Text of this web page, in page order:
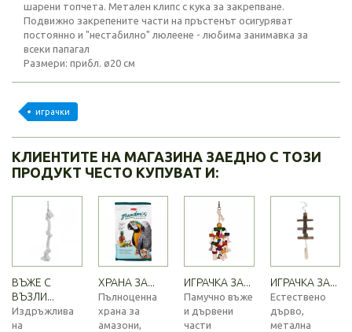
шарени топчета. Метален клипс с кука за закрепване.
Подвижно закрепените части на пръстенът осигуряват
постоянно и "нестабилно" люлеене - любима занимавка за
всеки папагал
Размери: прибл. ø20 см
играчки
КЛИЕНТИТЕ НА МАГАЗИНА ЗАЕДНО С ТОЗИ
ПРОДУКТ ЧЕСТО КУПУВАТ И:
ВЪЖЕ С
ВЪЗЛИ...
Издръжлива
на
ХРАНА ЗА...
Пълноценна
храна за
амазони,
ИГРАЧКА ЗА...
Памучно въже
и дървени
части
ИГРАЧКА ЗА...
Естествено
дърво,
метална